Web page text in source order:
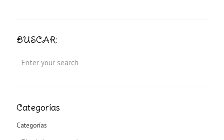
BUSCAR:
Categorías
Categorías